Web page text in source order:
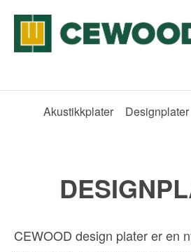
Akustikkplater Designplater
CEWOOD design plater er en